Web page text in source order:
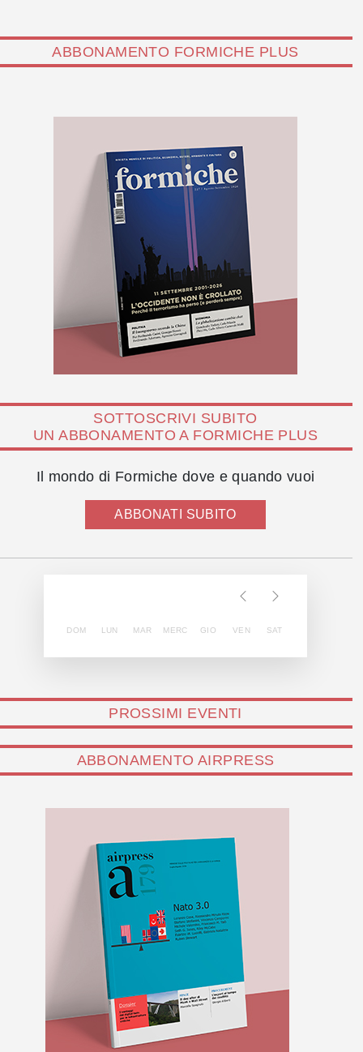
ABBONAMENTO FORMICHE PLUS
SOTTOSCRIVI SUBITO
UN ABBONAMENTO A FORMICHE PLUS
Il mondo di Formiche dove e quando vuoi
ABBONATI SUBITO
DOM LUN MAR MERC GIO VEN SAT
PROSSIMI EVENTI
ABBONAMENTO AIRPRESS